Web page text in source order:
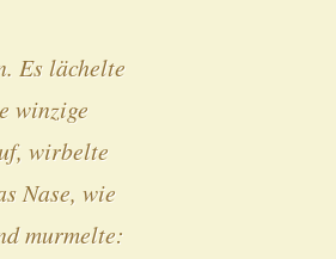
Es lächelte
winzige
wirbelte
Nase, wie
murmelte: